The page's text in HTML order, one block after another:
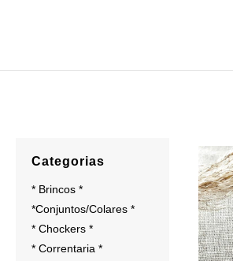
Categorias
* Brincos *
*Conjuntos/Colares *
* Chockers *
* Correntaria *